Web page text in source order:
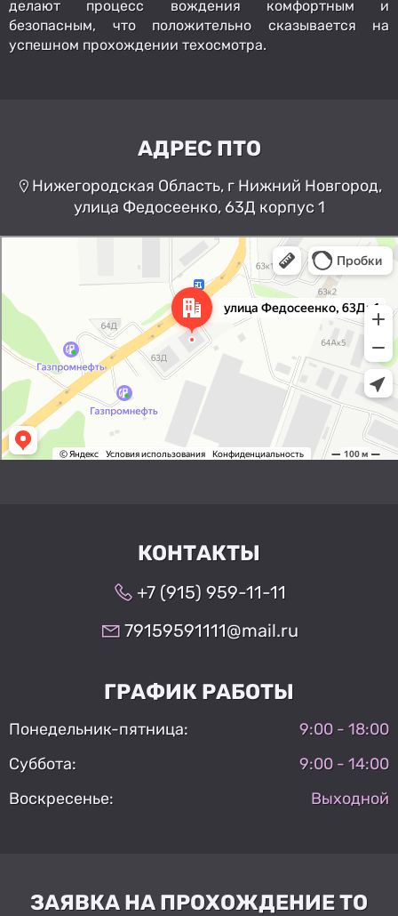
делают процесс вождения комфортным и
безопасным, что положительно сказывается на
успешном прохождении техосмотра.
АДРЕС ПТО
Нижегородская Область, г Нижний Новгород,
улица Федосеенко, 63Д корпус 1
Нижний Новгород
Улица Федосеенко, 63Дк1 —
Яндекс Карты
КОНТАКТЫ
+7 (915) 959-11-11
79159591111@mail.ru
ГРАФИК РАБОТЫ
Понедельник-пятница:
9:00 - 18:00
Суббота:
9:00 - 14:00
Воскресенье:
Выходной
ЗАЯВКА НА ПРОХОЖДЕНИЕ ТО